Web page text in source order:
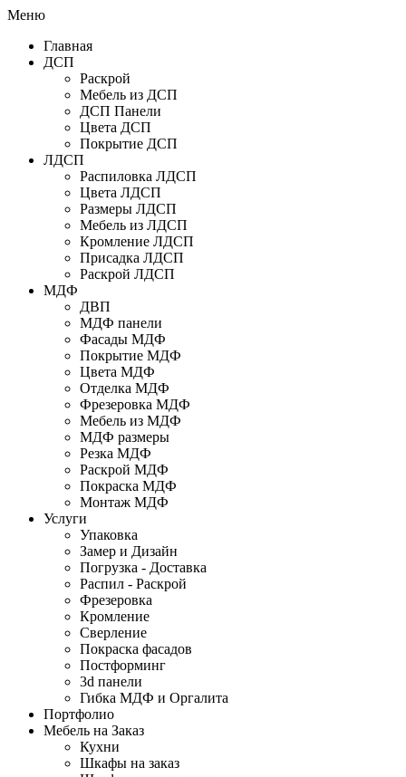
Меню
Главная
ДСП
Раскрой
Мебель из ДСП
ДСП Панели
Цвета ДСП
Покрытие ДСП
ЛДСП
Распиловка ЛДСП
Цвета ЛДСП
Размеры ЛДСП
Мебель из ЛДСП
Кромление ЛДСП
Присадка ЛДСП
Раскрой ЛДСП
МДФ
ДВП
МДФ панели
Фасады МДФ
Покрытие МДФ
Цвета МДФ
Отделка МДФ
Фрезеровка МДФ
Мебель из МДФ
МДФ размеры
Резка МДФ
Раскрой МДФ
Покраска МДФ
Монтаж МДФ
Услуги
Упаковка
Замер и Дизайн
Погрузка - Доставка
Распил - Раскрой
Фрезеровка
Кромление
Сверление
Покраска фасадов
Постформинг
3d панели
Гибка МДФ и Оргалита
Портфолио
Мебель на Заказ
Кухни
Шкафы на заказ